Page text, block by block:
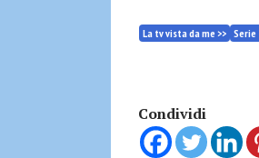
La tv vista da me >> Serie
Condividi